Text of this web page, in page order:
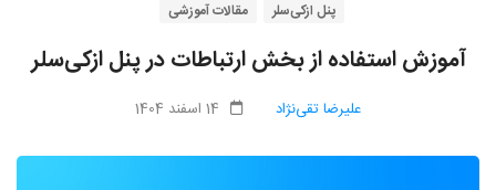
پنل ازکی‌سلر مقالات آموزشی
آموزش استفاده از بخش ارتباطات در پنل ازکی‌سلر
علیرضا تقی‌نژاد 14 اسفند 1404